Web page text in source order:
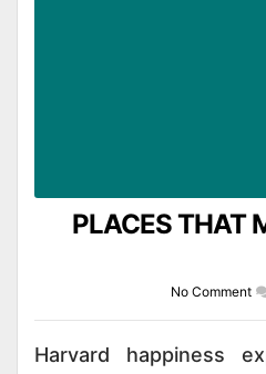
5 PLACES THAT
No Comment
Harvard happiness